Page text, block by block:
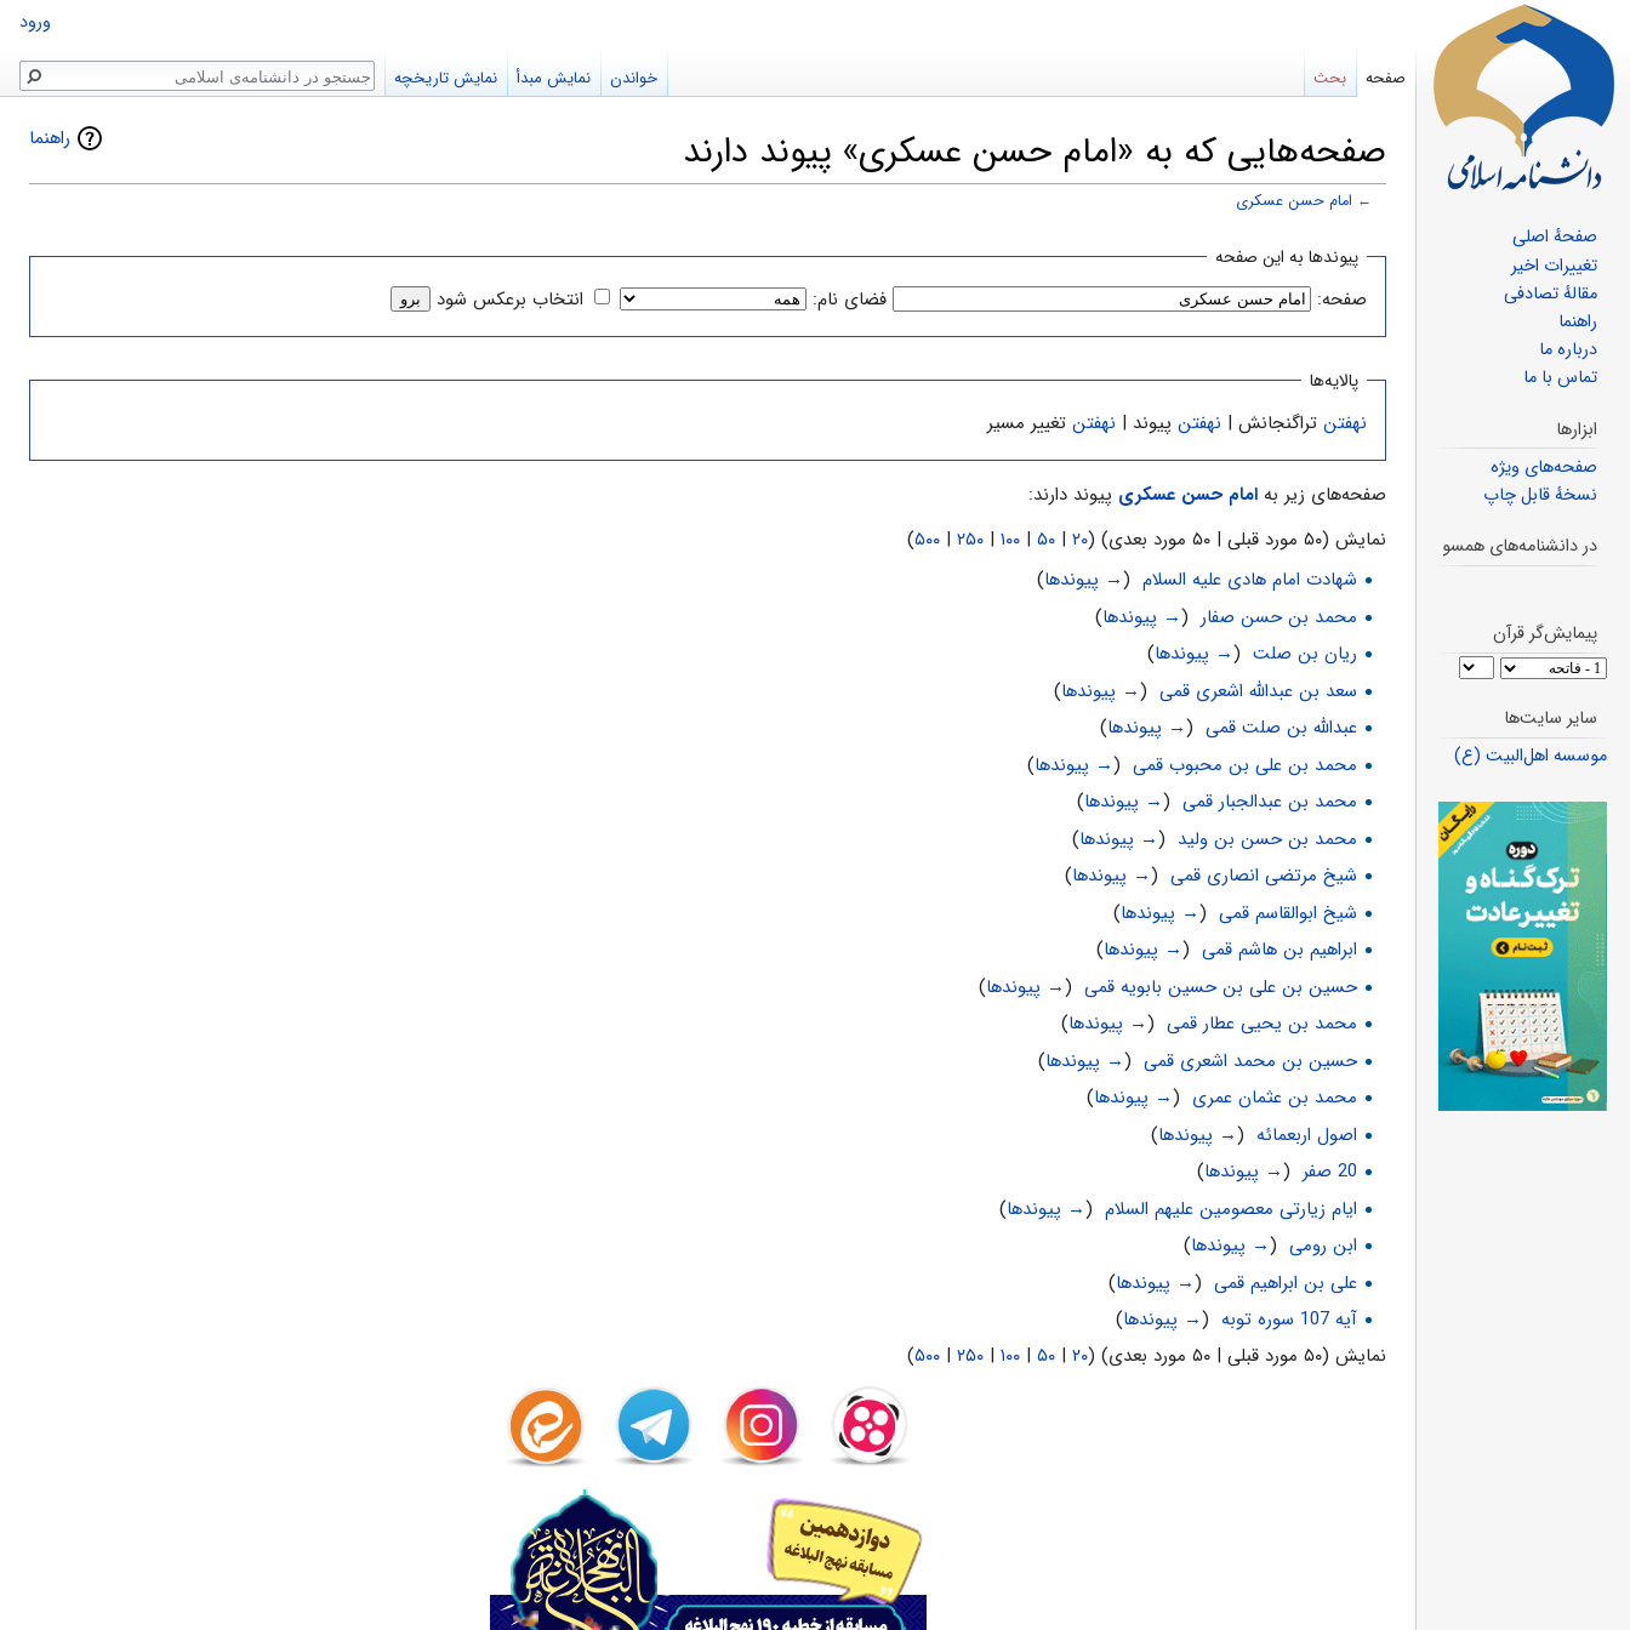
راهنما صفحه‌هایی که به «امام حسن عسکرى» پیوند دارند
← امام حسن عسکرى
پیوندها به این صفحه
صفحه: فضای نام: انتخاب برعکس شود
پالایه‌ها
نهفتنتراگنجانش | نهفتنپیوند | نهفتنتغییر مسیر
صفحه‌های زیر به امام حسن عسکرى پیوند دارند:
نمایش (۵۰ مورد قبلی | ۵۰ مورد بعدی) (
۲۰ | ۵۰ | ۱۰۰ | ۲۵۰ | ۵۰۰)
شهادت امام هادی علیه السلام‏
(→ پیوندها)
محمد بن حسن صفار (→ پیوندها)
ریان بن صلت‏
(→ پیوندها)
سعد بن عبدالله اشعری قمی‏
(→ پیوندها)
عبدالله بن صلت قمی‏
(→ پیوندها)
محمد بن على بن محبوب قمى‏
(→ پیوندها)
محمد بن عبدالجبار قمى‏
(→ پیوندها)
محمد بن حسن بن ولید (→ پیوندها)
شیخ مرتضی انصاری قمی‏
(→ پیوندها)
شیخ ابوالقاسم قمی‏
(→ پیوندها)
ابراهیم بن هاشم قمی‏
(→ پیوندها)
حسین بن علی بن حسین بابویه قمی‏
(→ پیوندها)
محمد بن یحیی عطار قمی‏
(→ پیوندها)
حسین بن محمد اشعری قمی‏
(→ پیوندها)
محمد بن عثمان عمرى (→ پیوندها)
اصول اربعمائه‌‌‌‏
(→ پیوندها)
20 صفر
‏
(→ پیوندها)
ایام زیارتی معصومین علیهم السلام‏
(→ پیوندها)
ابن رومی‏
(→ پیوندها)
علی بن ابراهیم قمی‏
(→ پیوندها)
آیه 107 سوره توبه
‏
(→ پیوندها)
نمایش (۵۰ مورد قبلی | ۵۰ مورد بعدی) (
۲۰ | ۵۰ | ۱۰۰ | ۲۵۰ | ۵۰۰)
ورود
صفحه بحث خواندن نمایش مبدأ نمایش تاریخچه جستجو
صفحهٔ اصلی
تغییرات اخیر
مقالهٔ تصادفی
راهنما
درباره ما
تماس با ما
ابزارها
صفحه‌های ویژه
نسخهٔ قابل چاپ
در دانشنامه‌های همسو
پیمایش‌گر قرآن
سایر سایت‌ها
موسسه اهل‌البیت (ع)